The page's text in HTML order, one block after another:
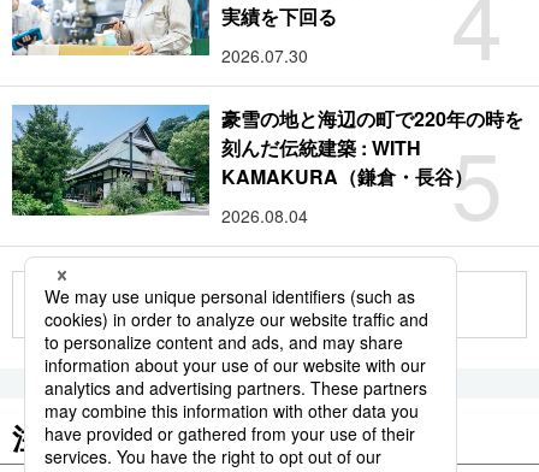
実績を下回る
2026.07.30
5
豪雪の地と海辺の町で220年の時を
刻んだ伝統建築 : WITH
KAMAKURA（鎌倉・長谷）
2026.08.04
もっと見る
注目のキーワード